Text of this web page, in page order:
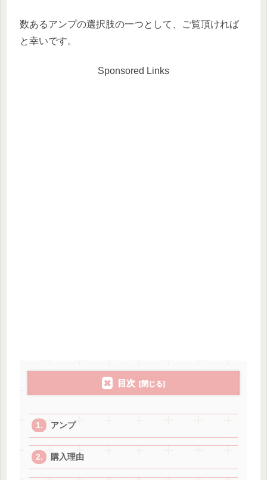
数あるアンプの選択肢の一つとして、ご覧頂ければ
と幸いです。
Sponsored Links
目次
アンプ
購入理由